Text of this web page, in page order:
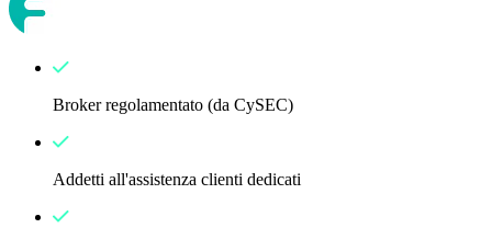
Broker regolamentato (da CySEC)
Addetti all'assistenza clienti dedicati